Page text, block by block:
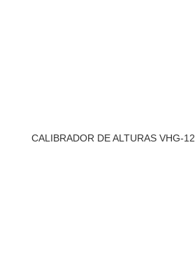
CALIBRADOR DE ALTURAS VHG-12